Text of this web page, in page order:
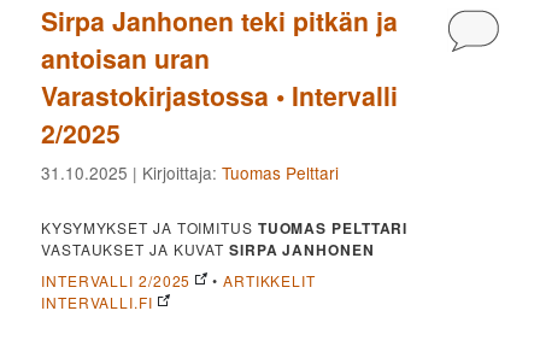
Sirpa Janhonen teki pitkän ja
antoisan uran
Varastokirjastossa • Intervalli
2/2025
31.10.2025 | Kirjoittaja:Tuomas Pelttari
KYSYMYKSET JA TOIMITUS TUOMAS PELTTARI
VASTAUKSET JA KUVATSIRPA JANHONEN
INTERVALLI 2/2025 • ARTIKKELIT
INTERVALLI.FI